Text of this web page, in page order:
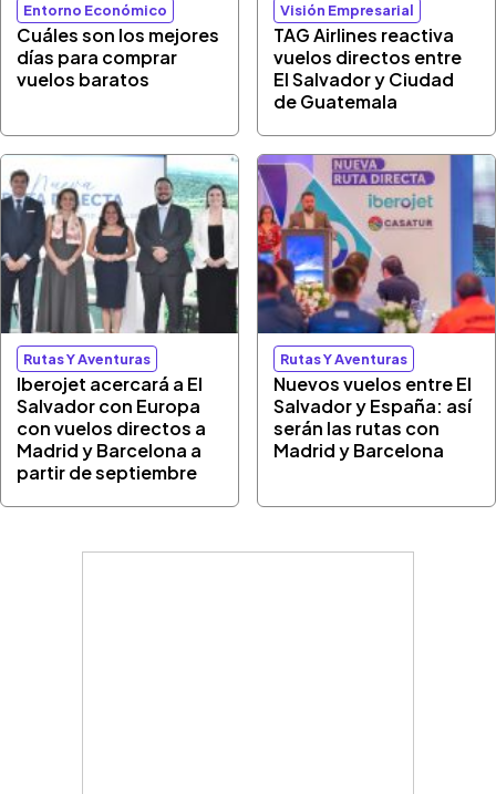
Entorno Económico
Cuáles son los mejores
días para comprar
vuelos baratos
Visión Empresarial
TAG Airlines reactiva
vuelos directos entre
El Salvador y Ciudad
de Guatemala
Rutas Y Aventuras
Iberojet acercará a El
Salvador con Europa
con vuelos directos a
Madrid y Barcelona a
partir de septiembre
Rutas Y Aventuras
Nuevos vuelos entre El
Salvador y España: así
serán las rutas con
Madrid y Barcelona